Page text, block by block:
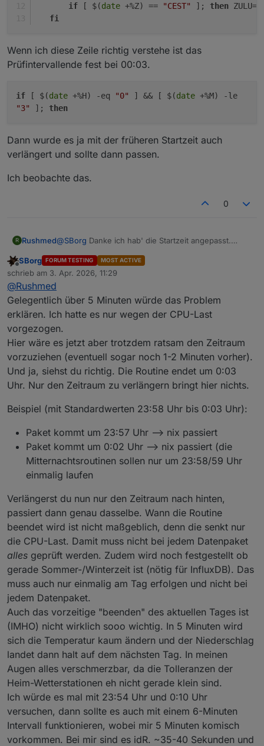
if [ $(date +%Z) == "CEST" ]; then
fi
Wenn ich diese Zeile richtig verstehe ist das
Prüfintervallende fest bei 00:03.
if [ $(date +%H) -eq "0" ] && [ $(date +%M) -le
"3"
]; then
Dann wurde es ja mit der früheren Startzeit auch
verlängert und sollte dann passen.
Ich beobachte das.
0
R Rushmed@SBorg Danke ich hab' die Startzeit angepasst.
über fünf Minuten zwischen zwei Datenpaketen
liegen. Meistens aber weniger als eine Minute.
Länge erhöhen?
als sechs Minuten im Log.
Edit:
if [ $(date +%H) -ge "23" ] && [ $(date
        firmware_check     #neue Firmware
reset_zaehler
minmaxavg365d      #Min-/Max-/Avg-
metsommer
MELDUNG "Mitternachtjobs
   fi
if [ $(date +%H) -eq "0" ] && [ $(date
if [ $(date +%Z) == "CEST" ]; then
Wenn ich diese Zeile richtig verstehe ist das
Prüfintervallende fest bei 00:03.
Dann wurde es ja mit der früheren Startzeit auch
verlängert und sollte dann passen.
Ich beobachte das.
Offline
SBorg FORUM TESTING MOST ACTIVE
schrieb am 3. Apr. 2026, 11:29
zuletzt editiert von
@Rushmed
Gelegentlich über 5 Minuten würde das Problem
erklären. Ich hatte es nur wegen der CPU-Last
vorgezogen.
Hier wäre es jetzt aber trotzdem ratsam den Zeitraum
vorzuziehen (eventuell sogar noch 1-2 Minuten vorher).
Und ja, siehst du richtig. Die Routine endet um 0:03
Uhr. Nur den Zeitraum zu verlängern bringt hier nichts.
Beispiel (mit Standardwerten 23:58 Uhr bis 0:03 Uhr):
Paket kommt um 23:57 Uhr --> nix passiert
Paket kommt um 0:02 Uhr --> nix passiert (die
Mitternachtsroutinen sollen nur um 23:58/59 Uhr
einmalig laufen
Verlängerst du nun nur den Zeitraum nach hinten,
passiert dann genau dasselbe. Wann die Routine
beendet wird ist nicht maßgeblich, denn die senkt nur
die CPU-Last. Damit muss nicht bei jedem Datenpaket
alles geprüft werden. Zudem wird noch festgestellt ob
gerade Sommer-/Winterzeit ist (nötig für InfluxDB). Das
muss auch nur einmalig am Tag erfolgen und nicht bei
jedem Datenpaket.
Auch das vorzeitige "beenden" des aktuellen Tages ist
(IMHO) nicht wirklich sooo wichtig. In 5 Minuten wird
sich die Temperatur kaum ändern und der Niederschlag
landet dann halt auf dem nächsten Tag. In meinen
Augen alles verschmerzbar, da die Tolleranzen der
Heim-Wetterstationen eh nicht gerade klein sind.
Ich würde es mal mit 23:54 Uhr und 0:10 Uhr
versuchen, dann sollte es auch mit einem 6-Minuten
Intervall funktionieren, wobei mir 5 Minuten komisch
vorkommen. Bei mir sind es idR. ~35-40 Sekunden und